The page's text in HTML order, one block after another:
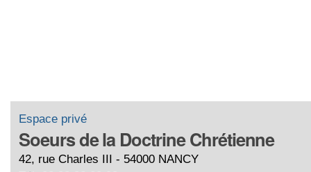
Espace privé
Soeurs de la Doctrine Chrétienne
42, rue Charles III - 54000 NANCY